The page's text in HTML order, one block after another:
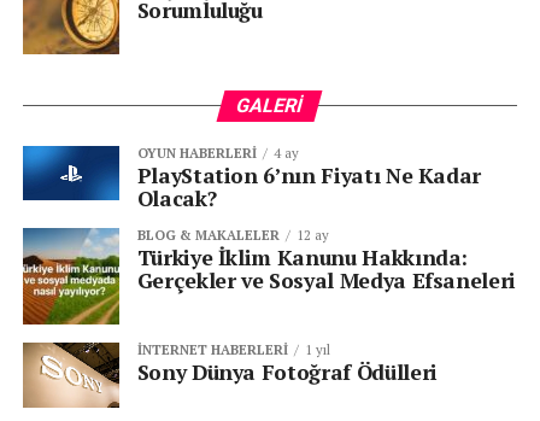
ENDÜSTRIYEL DÖNÜŞÜM IOT
TEKNOLOJI YATIRIMI
TELEKOMÜNIKASYON
Geleceğin Teknolojileri “Generation Next
Summit”te Masaya Yatırıldı
ÖNCEKI
Algoritmaları Okuyan Alfa Kuşağı
Pazarlamanın Merkezinde
Sorumluluğu
GALERI
OYUN HABERLERI 4 ay
PlayStation 6’nın Fiyatı Ne Kadar
Olacak?
BLOG & MAKALELER 12 ay
Türkiye İklim Kanunu Hakkında:
Gerçekler ve Sosyal Medya Efsaneleri
İNTERNET HABERLERI 1 yıl
Sony Dünya Fotoğraf Ödülleri